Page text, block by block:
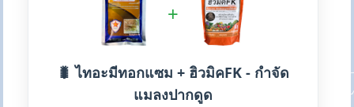
+
🐛 ไทอะมีทอกแซม + ฮิวมิคFK - กำจัด
แมลงปากดูด